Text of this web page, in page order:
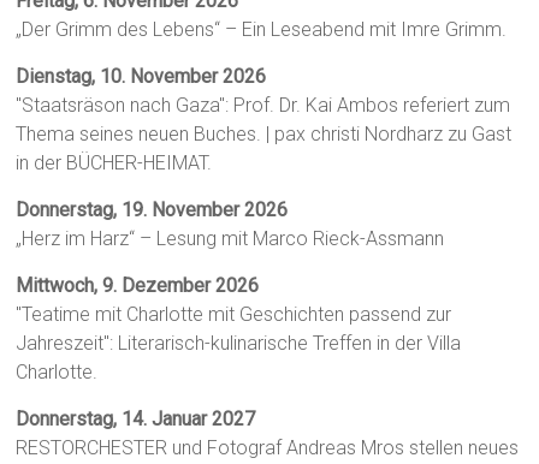
„Der Grimm des Lebens“ – Ein Leseabend mit Imre Grimm.
Dienstag, 10. November 2026
"Staatsräson nach Gaza": Prof. Dr. Kai Ambos referiert zum
Thema seines neuen Buches. | pax christi Nordharz zu Gast
in der BÜCHER-HEIMAT.
Donnerstag, 19. November 2026
„Herz im Harz“ – Lesung mit Marco Rieck-Assmann
Mittwoch, 9. Dezember 2026
"Teatime mit Charlotte mit Geschichten passend zur
Jahreszeit": Literarisch-kulinarische Treffen in der Villa
Charlotte.
Donnerstag, 14. Januar 2027
RESTORCHESTER und Fotograf Andreas Mros stellen neues